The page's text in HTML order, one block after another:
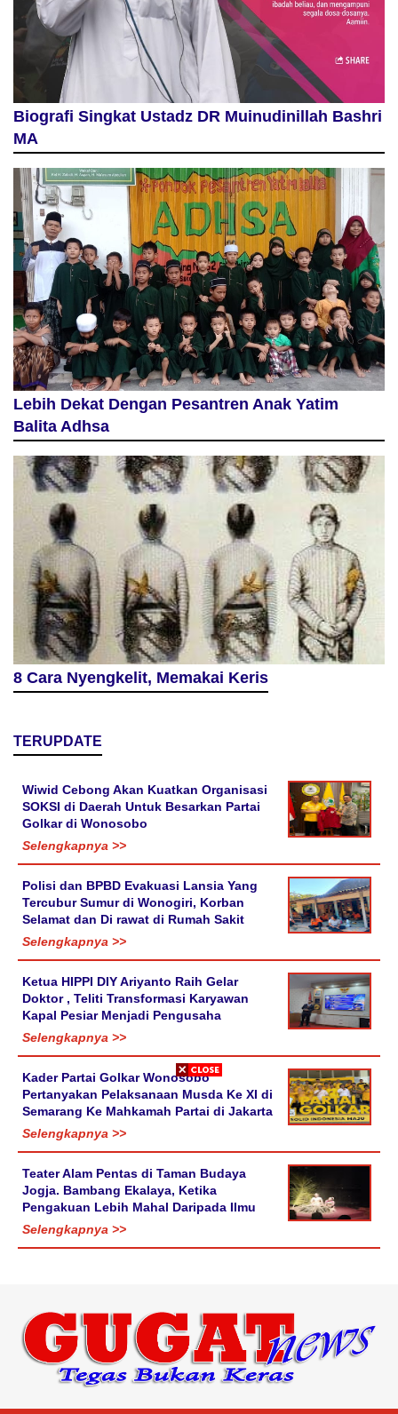
Biografi Singkat Ustadz DR Muinudinillah Bashri
MA
Lebih Dekat Dengan Pesantren Anak Yatim
Balita Adhsa
8 Cara Nyengkelit, Memakai Keris
TERUPDATE
Wiwid Cebong Akan Kuatkan Organisasi
SOKSI di Daerah Untuk Besarkan Partai
Golkar di Wonosobo
Selengkapnya >>
Polisi dan BPBD Evakuasi Lansia Yang
Tercubur Sumur di Wonogiri, Korban
Selamat dan Di rawat di Rumah Sakit
Selengkapnya >>
Ketua HIPPI DIY Ariyanto Raih Gelar
Doktor , Teliti Transformasi Karyawan
Kapal Pesiar Menjadi Pengusaha
Selengkapnya >>
Kader Partai Golkar Wonosobo
Pertanyakan Pelaksanaan Musda Ke XI di
Semarang Ke Mahkamah Partai di Jakarta
Selengkapnya >>
Teater Alam Pentas di Taman Budaya
Jogja. Bambang Ekalaya, Ketika
Pengakuan Lebih Mahal Daripada Ilmu
Selengkapnya >>